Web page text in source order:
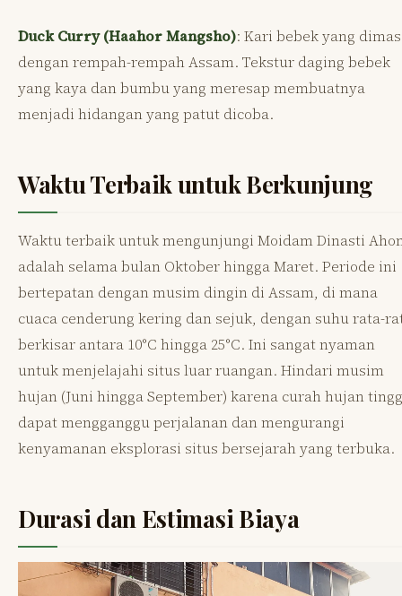
Duck Curry (Haahor Mangsho): Kari bebek yang
dengan rempah-rempah Assam. Tekstur daging bebek
yang kaya dan bumbu yang meresap membuatnya
menjadi hidangan yang patut dicoba.
Waktu Terbaik untuk Berkunjung
Waktu terbaik untuk mengunjungi Moidam Dinasti
adalah selama bulan Oktober hingga Maret. Periode ini
bertepatan dengan musim dingin di Assam, di mana
cuaca cenderung kering dan sejuk, dengan suhu rata-
berkisar antara 10°C hingga 25°C. Ini sangat nyaman
untuk menjelajahi situs luar ruangan. Hindari musim
hujan (Juni hingga September) karena curah hujan
dapat mengganggu perjalanan dan mengurangi
kenyamanan eksplorasi situs bersejarah yang terbuka.
Durasi dan Estimasi Biaya